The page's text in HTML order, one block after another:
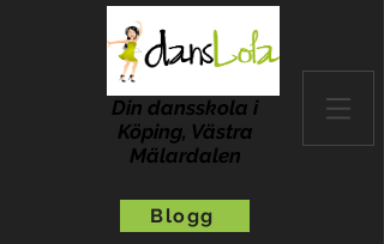
Din dansskola i
Köping, Västra
Mälardalen
Blogg